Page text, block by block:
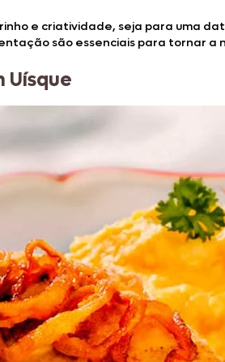
e criatividade, seja para uma
são essenciais para tornar
Uísque